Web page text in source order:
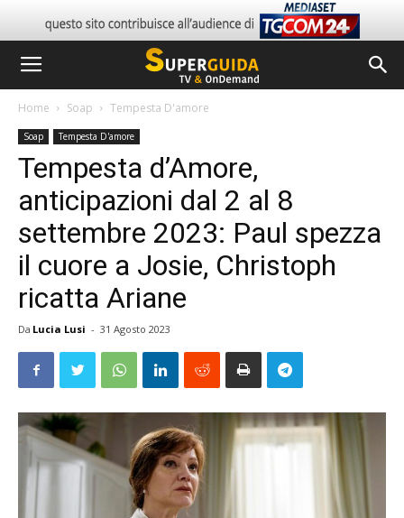
Home Soap Tempesta D'amore
Soap Tempesta D'amore
Tempesta d’Amore,
anticipazioni dal 2 al 8
settembre 2023: Paul spezza
il cuore a Josie, Christoph
ricatta Ariane
Da Lucia Lusi - 31 Agosto 2023